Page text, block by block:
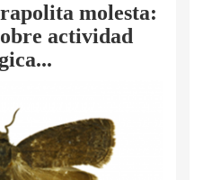
molesta:
actividad